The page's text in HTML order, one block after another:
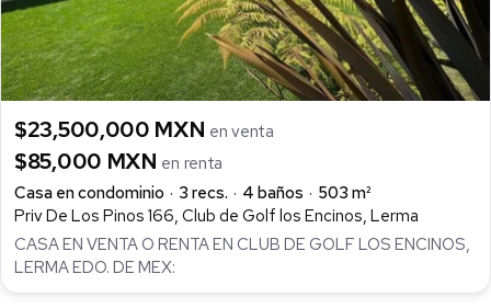
$23,500,000 MXN en venta
$85,000 MXN en renta
Casa en condominio
3 recs. 4 baños
503 m²
Priv De Los Pinos 166, Club de Golf los Encinos, Lerma
CASA EN VENTA O RENTA EN CLUB DE GOLF LOS ENCINOS,
LERMA EDO. DE MEX: